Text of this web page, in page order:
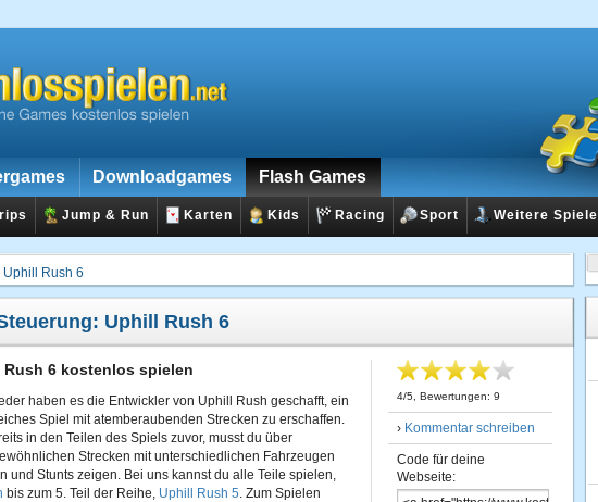
Downloadgames Flash Games
Jump & Run Karten Kids Racing Sport Weitere Spiele
Uphill Rush 6
Uphill Rush 6
Rush 6 kostenlos spielen
haben es die Entwickler von Uphill Rush geschafft, ein
Spiel mit atemberaubenden Strecken zu erschaffen.
in den Teilen des Spiels zuvor, musst du über
Strecken mit unterschiedlichen Fahrzeugen
und Stunts zeigen. Bei uns kannst du alle Teile spielen,
bis zum 5. Teil der Reihe, Uphill Rush 5. Zum Spielen
4/5 , Bewertungen: 9
› Kommentar schreiben
Code für deine
Webseite: